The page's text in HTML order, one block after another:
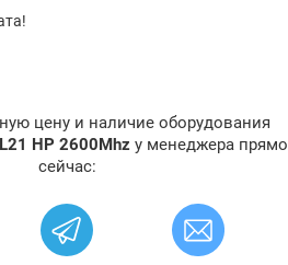
цену и наличие оборудования
HP 2600Mhz у менеджера прямо
сейчас: